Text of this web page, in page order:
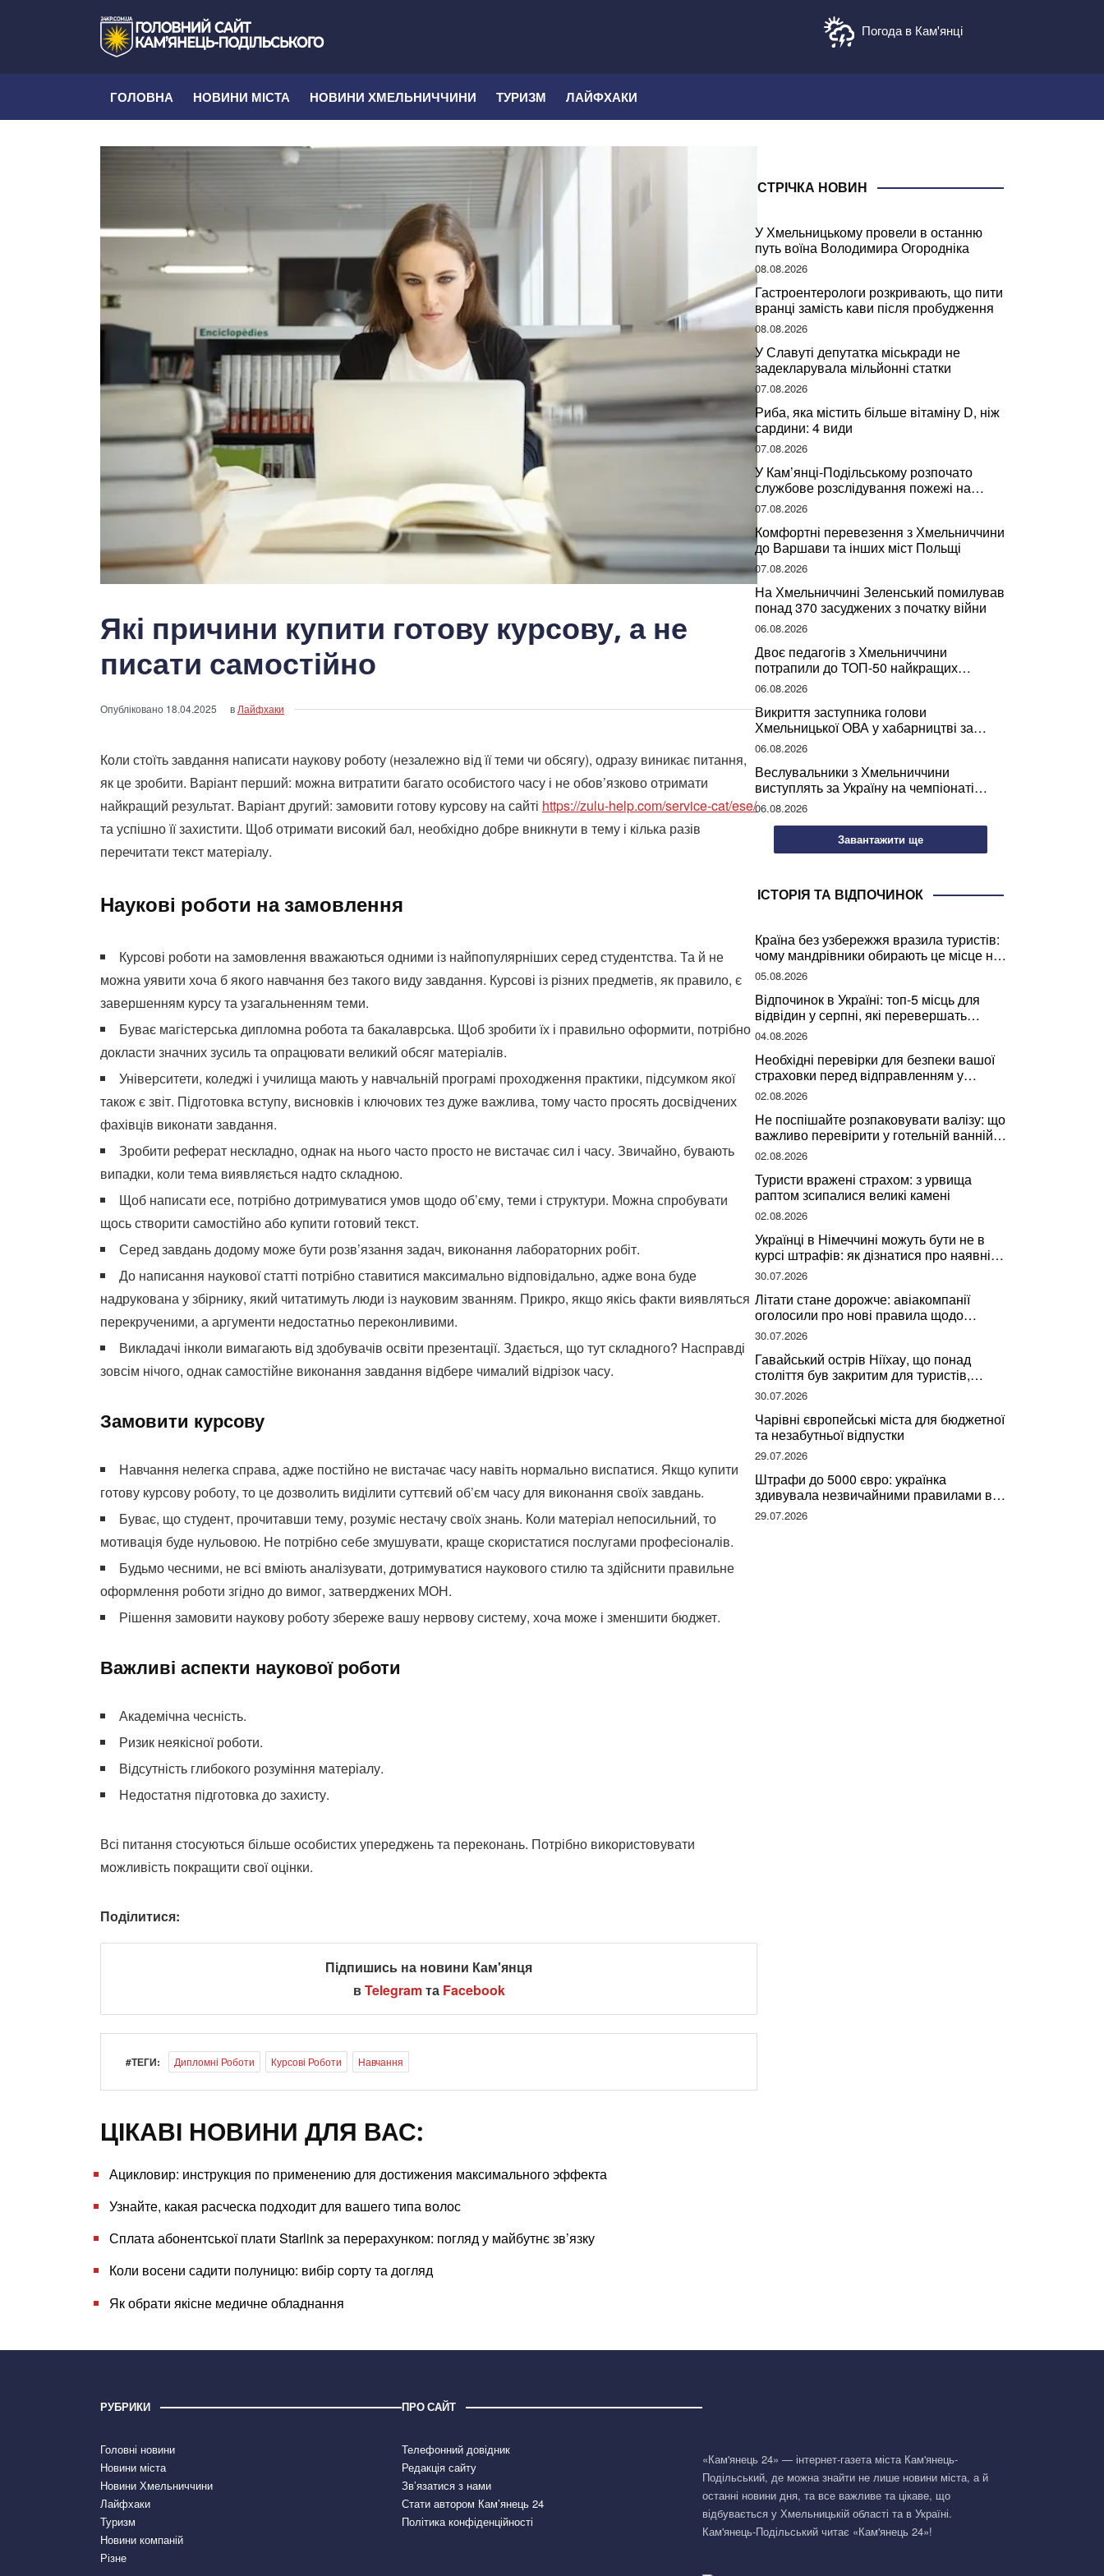
Погода в Кам'янці
ГОЛОВНА НОВИНИ МІСТА НОВИНИ ХМЕЛЬНИЧЧИНИ ТУРИЗМ ЛАЙФХАКИ
Які причини купити готову курсову, а не
писати самостійно
Опубліковано 18.04.2025 в Лайфхаки
Коли стоїть завдання написати наукову роботу (незалежно від її теми чи обсягу), одразу виникає питання,
як це зробити. Варіант перший: можна витратити багато особистого часу і не обов’язково отримати
найкращий результат. Варіант другий: замовити готову курсову на сайті https://zulu-help.com/service-cat/ese/
та успішно її захистити. Щоб отримати високий бал, необхідно добре вникнути в тему і кілька разів
перечитати текст матеріалу.
Наукові роботи на замовлення
Курсові роботи на замовлення вважаються одними із найпопулярніших серед студентства. Та й не
можна уявити хоча б якого навчання без такого виду завдання. Курсові із різних предметів, як правило, є
завершенням курсу та узагальненням теми.
Буває магістерська дипломна робота та бакалаврська. Щоб зробити їх і правильно оформити, потрібно
докласти значних зусиль та опрацювати великий обсяг матеріалів.
Університети, коледжі і училища мають у навчальній програмі проходження практики, підсумком якої
також є звіт. Підготовка вступу, висновків і ключових тез дуже важлива, тому часто просять досвідчених
фахівців виконати завдання.
Зробити реферат нескладно, однак на нього часто просто не вистачає сил і часу. Звичайно, бувають
випадки, коли тема виявляється надто складною.
Щоб написати есе, потрібно дотримуватися умов щодо об’єму, теми і структури. Можна спробувати
щось створити самостійно або купити готовий текст.
Серед завдань додому може бути розв’язання задач, виконання лабораторних робіт.
До написання наукової статті потрібно ставитися максимально відповідально, адже вона буде
надрукована у збірнику, який читатимуть люди із науковим званням. Прикро, якщо якісь факти виявляться
перекрученими, а аргументи недостатньо переконливими.
Викладачі інколи вимагають від здобувачів освіти презентації. Здається, що тут складного? Насправді
зовсім нічого, однак самостійне виконання завдання відбере чималий відрізок часу.
Замовити курсову
Навчання нелегка справа, адже постійно не вистачає часу навіть нормально виспатися. Якщо купити
готову курсову роботу, то це дозволить виділити суттєвий об’єм часу для виконання своїх завдань.
Буває, що студент, прочитавши тему, розуміє нестачу своїх знань. Коли матеріал непосильний, то
мотивація буде нульовою. Не потрібно себе змушувати, краще скористатися послугами професіоналів.
Будьмо чесними, не всі вміють аналізувати, дотримуватися наукового стилю та здійснити правильне
оформлення роботи згідно до вимог, затверджених МОН.
Рішення замовити наукову роботу збереже вашу нервову систему, хоча може і зменшити бюджет.
Важливі аспекти наукової роботи
Академічна чесність.
Ризик неякісної роботи.
Відсутність глибокого розуміння матеріалу.
Недостатня підготовка до захисту.
Всі питання стосуються більше особистих упереджень та переконань. Потрібно використовувати
можливість покращити свої оцінки.
Поділитися:
Підпишись на новини Кам'янця
вTelegramта Facebook
#ТЕГИ: Дипломні Роботи Курсові Роботи Навчання
ЦІКАВІ НОВИНИ ДЛЯ ВАС:
Ацикловир: инструкция по применению для достижения максимального эффекта
Узнайте, какая расческа подходит для вашего типа волос
Сплата абонентської плати Starlink за перерахунком: погляд у майбутнє зв’язку
Коли восени садити полуницю: вибір сорту та догляд
Як обрати якісне медичне обладнання
СТРІЧКА НОВИН
У Хмельницькому провели в останню
путь воїна Володимира Огородніка
08.08.2026
Гастроентерологи розкривають, що пити
вранці замість кави після пробудження
08.08.2026
У Славуті депутатка міськради не
задекларувала мільйонні статки
07.08.2026
Риба, яка містить більше вітаміну D, ніж
сардини: 4 види
07.08.2026
У Кам’янці-Подільському розпочато
службове розслідування пожежі на
сміттєзвалищі
07.08.2026
Комфортні перевезення з Хмельниччини
до Варшави та інших міст Польщі
07.08.2026
На Хмельниччині Зеленський помилував
понад 370 засуджених з початку війни
06.08.2026
Двоє педагогів з Хмельниччини
потрапили до ТОП-50 найкращих
учителів України
06.08.2026
Викриття заступника голови
Хмельницької ОВА у хабарництві за
підписання контрактів на ремонт доріг
06.08.2026
Веслувальники з Хмельниччини
виступлять за Україну на чемпіонаті
світу
06.08.2026
Завантажити ще
ІСТОРІЯ ТА ВІДПОЧИНОК
Країна без узбережжя вразила туристів:
чому мандрівники обирають це місце на
відпочинок
05.08.2026
Відпочинок в Україні: топ-5 місць для
відвідин у серпні, які перевершать
закордонні враження
04.08.2026
Необхідні перевірки для безпеки вашої
страховки перед відправленням у
подорож
02.08.2026
Не поспішайте розпаковувати валізу: що
важливо перевірити у готельній ванній
за словами досвідченої мандрівниці
02.08.2026
Туристи вражені страхом: з урвища
раптом зсипалися великі камені
02.08.2026
Українці в Німеччині можуть бути не в
курсі штрафів: як дізнатися про наявні
борги
30.07.2026
Літати стане дорожче: авіакомпанії
оголосили про нові правила щодо
вибору місць
30.07.2026
Гавайський острів Ніїхау, що понад
століття був закритим для туристів,
починає приймати перших відвідувачів
30.07.2026
Чарівні європейські міста для бюджетної
та незабутньої відпустки
29.07.2026
Штрафи до 5000 євро: українка
здивувала незвичайними правилами в
Німеччині та поділилася правдою
29.07.2026
РУБРИКИ
Головні новини
Новини міста
Новини Хмельниччини
Лайфхаки
Туризм
Новини компаній
Різне
ПРО САЙТ
Телефонний довідник
Редакція сайту
Зв’язатися з нами
Стати автором Кам’янець 24
Політика конфіденційності
«Кам'янець 24» — інтернет-газета міста Кам'янець-
Подільський, де можна знайти не лише новини міста, а й
останні новини дня, та все важливе та цікаве, що
відбувається у Хмельницькій області та в Україні.
Кам'янець-Подільський читає «Кам'янець 24»!